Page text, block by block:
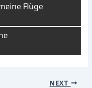
Flüge
NEXT